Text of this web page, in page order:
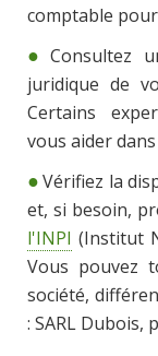
comptable
Consultez
juridique de
Certains
vous aider
Vérifiez la
et, si besoin,
l'INPI (Institut
Vous pouvez
société,
: SARL Dubois,